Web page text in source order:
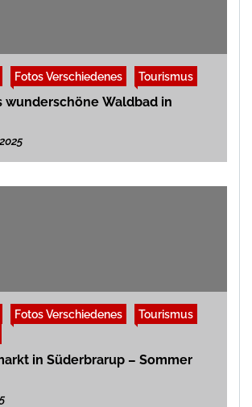
Fotos Verschiedenes Tourismus
wunderschöne Waldbad in
Fotos Verschiedenes
Tourismus
in Süderbrarup – Sommer